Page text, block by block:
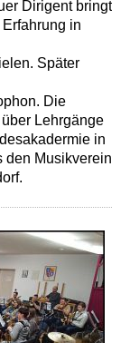
Dirigent bringt
in
Später
Die
Lehrgänge
in
den Musikverein